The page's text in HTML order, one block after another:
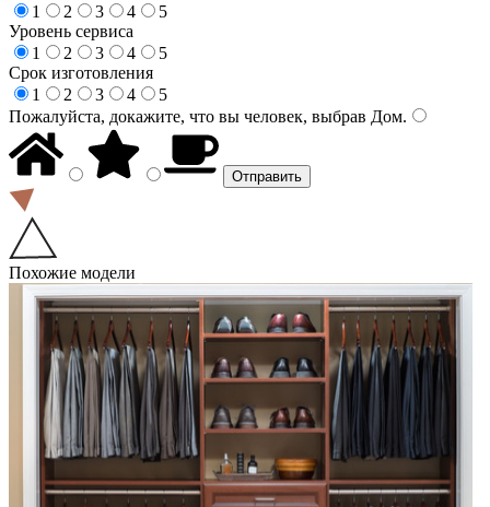
1
2 3 4
5
Уровень сервиса
1
2 3 4
5
Срок изготовления
1
2 3 4
5
Пожалуйста, докажите, что вы человек, выбрав Дом.
Похожие модели